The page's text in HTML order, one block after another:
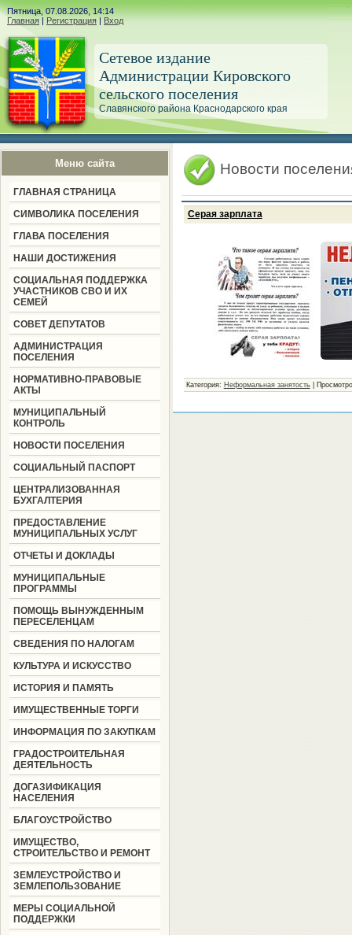
Пятница, 07.08.2026, 14:14
Главная | Регистрация | Вход
Сетевое издание
Администрации Кировского
сельского поселения
Славянского района Краснодарского края
Меню сайта
ГЛАВНАЯ СТРАНИЦА
СИМВОЛИКА ПОСЕЛЕНИЯ
ГЛАВА ПОСЕЛЕНИЯ
НАШИ ДОСТИЖЕНИЯ
СОЦИАЛЬНАЯ ПОДДЕРЖКА
УЧАСТНИКОВ СВО И ИХ
СЕМЕЙ
СОВЕТ ДЕПУТАТОВ
АДМИНИСТРАЦИЯ
ПОСЕЛЕНИЯ
НОРМАТИВНО-ПРАВОВЫЕ
АКТЫ
МУНИЦИПАЛЬНЫЙ
КОНТРОЛЬ
НОВОСТИ ПОСЕЛЕНИЯ
СОЦИАЛЬНЫЙ ПАСПОРТ
ЦЕНТРАЛИЗОВАННАЯ
БУХГАЛТЕРИЯ
ПРЕДОСТАВЛЕНИЕ
МУНИЦИПАЛЬНЫХ УСЛУГ
ОТЧЕТЫ И ДОКЛАДЫ
МУНИЦИПАЛЬНЫЕ
ПРОГРАММЫ
ПОМОЩЬ ВЫНУЖДЕННЫМ
ПЕРЕСЕЛЕНЦАМ
СВЕДЕНИЯ ПО НАЛОГАМ
КУЛЬТУРА И ИСКУССТВО
ИСТОРИЯ И ПАМЯТЬ
ИМУЩЕСТВЕННЫЕ ТОРГИ
ИНФОРМАЦИЯ ПО ЗАКУПКАМ
ГРАДОСТРОИТЕЛЬНАЯ
ДЕЯТЕЛЬНОСТЬ
ДОГАЗИФИКАЦИЯ
НАСЕЛЕНИЯ
БЛАГОУСТРОЙСТВО
ИМУЩЕСТВО,
СТРОИТЕЛЬСТВО И РЕМОНТ
ЗЕМЛЕУСТРОЙСТВО И
ЗЕМЛЕПОЛЬЗОВАНИЕ
МЕРЫ СОЦИАЛЬНОЙ
ПОДДЕРЖКИ
Новости
Серая зарплата
Категория: Неформальная занятость